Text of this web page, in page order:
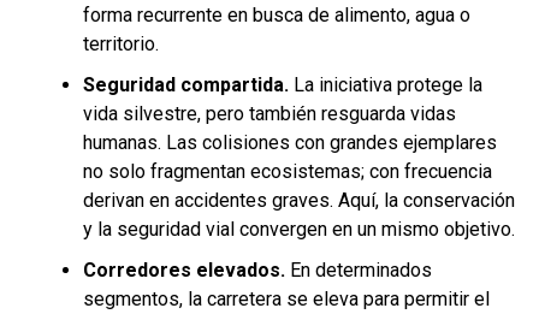
forma recurrente en busca de alimento, agua o
territorio.
Seguridad compartida.La iniciativa protege la
vida silvestre, pero también resguarda vidas
humanas. Las colisiones con grandes ejemplares
no solo fragmentan ecosistemas; con frecuencia
derivan en accidentes graves. Aquí, la conservación
y la seguridad vial convergen en un mismo objetivo.
Corredores elevados.En determinados
segmentos, la carretera se eleva para permitir el